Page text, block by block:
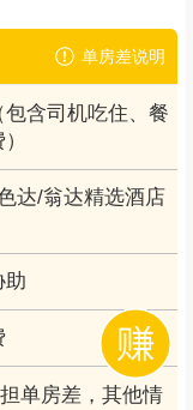
单房差说明
含司机吃住、餐
达/翁达精选酒店
助
单房差，其他情